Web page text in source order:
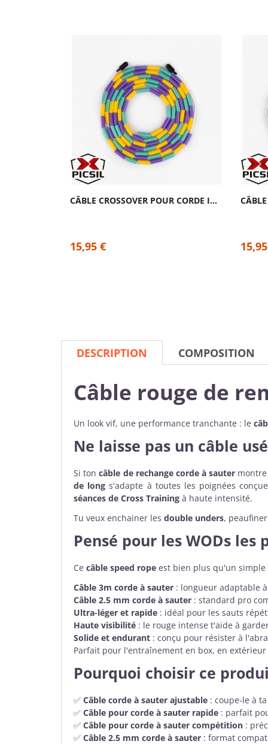
CÂBLE CROSSOVER POUR CORDE INSIGNE...
15,95 €
DESCRIPTION COMPOSITION
Câble rouge de
Un look vif, une performance tranchante : le
Ne laisse pas un câble
Si toncâble de rechange corde à sauter
de long s'adapte à toutes les poignées
séances de Cross Training à haute intensité.
Tu veux enchainer les double unders,
Pensé pour les WODs les
Ce câble speed rope est bien plus qu'un simple
Câble 3m corde à sauter : longueur adaptable
Câble 2.5 mm corde à sauter : standard pro
Ultra-léger et rapide : idéal pour les sauts
Haute visibilité : le rouge intense t'aide à
Solide et endurant : conçu pour résister à
Parfait pour l'entraînement en box, en
Pourquoi choisir ce
✅ Câble corde à sauter ajustable : coupe-le à
✅ Câble pour corde à sauter rapide : parfait
✅ Câble pour corde à sauter compétition :
✅ Câble 2.5 mm corde à sauter : format